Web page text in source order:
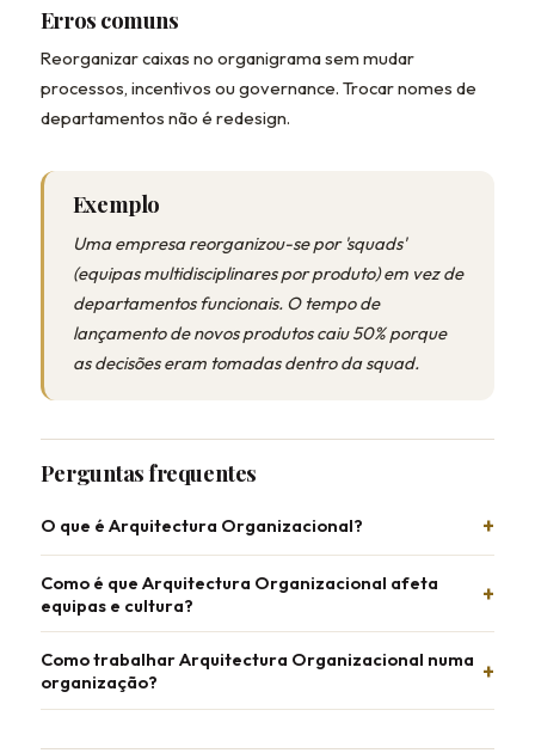
Erros comuns
Reorganizar caixas no organigrama sem mudar
processos, incentivos ou governance. Trocar nomes de
departamentos não é redesign.
Exemplo
Uma empresa reorganizou-se por 'squads'
(equipas multidisciplinares por produto) em vez de
departamentos funcionais. O tempo de
lançamento de novos produtos caiu 50% porque
as decisões eram tomadas dentro da squad.
Perguntas frequentes
O que é Arquitectura Organizacional?
Como é que Arquitectura Organizacional afeta
equipas e cultura?
Como trabalhar Arquitectura Organizacional numa
organização?